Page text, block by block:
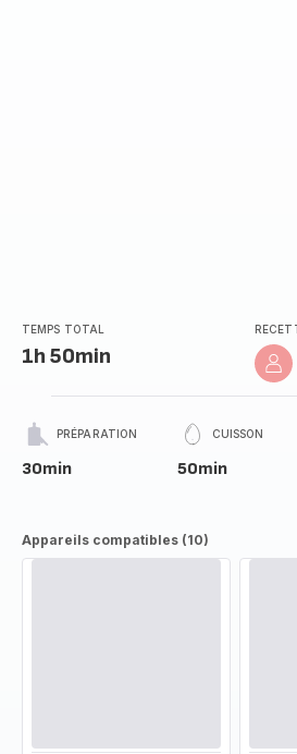
TEMPS TOTAL
1h 50min
PRÉPARATION
30min
CUISSON
50min
Appareils compatibles (10)